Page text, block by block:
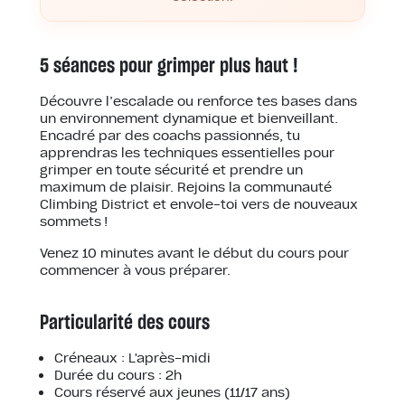
5 séances pour grimper plus haut !
Découvre l’escalade ou renforce tes bases dans
un environnement dynamique et bienveillant.
Encadré par des coachs passionnés, tu
apprendras les techniques essentielles pour
grimper en toute sécurité et prendre un
maximum de plaisir. Rejoins la communauté
Climbing District et envole-toi vers de nouveaux
sommets !
Venez 10 minutes avant le début du cours pour
commencer à vous préparer.
Particularité des cours
Créneaux : L'après-midi
Durée du cours : 2h
Cours réservé aux jeunes (11/17 ans)